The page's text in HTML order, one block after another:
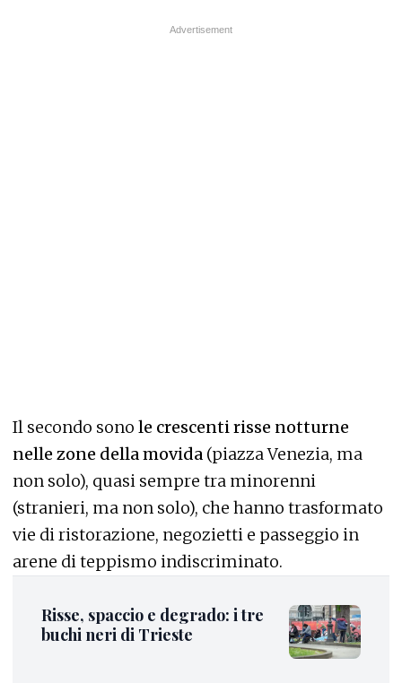
Il secondo sono le crescenti risse notturne
nelle zone della movida (piazza Venezia, ma
non solo), quasi sempre tra minorenni
(stranieri, ma non solo), che hanno trasformato
vie di ristorazione, negozietti e passeggio in
arene di teppismo indiscriminato.
Risse, spaccio e degrado: i tre
buchi neri di Trieste